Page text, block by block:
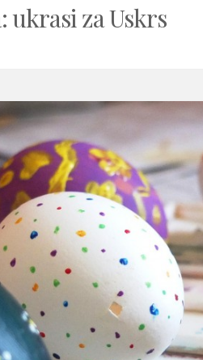
ukrasi za Uskrs